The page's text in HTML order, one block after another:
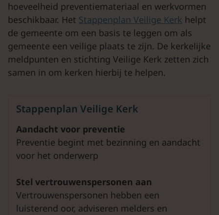
hoeveelheid preventiemateriaal en werkvormen
beschikbaar. Het Stappenplan Veilige Kerk helpt
de gemeente om een basis te leggen om als
gemeente een veilige plaats te zijn. De kerkelijke
meldpunten en stichting Veilige Kerk zetten zich
samen in om kerken hierbij te helpen.
Stappenplan Veilige Kerk
Aandacht voor preventie
Preventie begint met bezinning en aandacht
voor het onderwerp
Stel vertrouwenspersonen aan
Vertrouwenspersonen hebben een
luisterend oor, adviseren melders en